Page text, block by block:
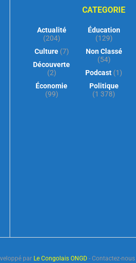
CATEGORIE
Actualité
(204)
Culture(7)
Découverte
(2)
Économie
(99)
Éducation
(129)
Non Classé
(54)
Podcast (1)
Politique
(1 378)
par Le Congolais ONGD - Contactez-nous